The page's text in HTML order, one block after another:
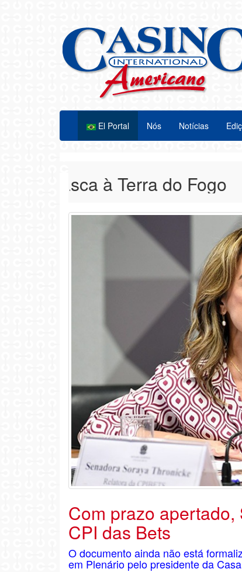
El Portal Nós Notícias
à Terra do Fogo
Com prazo
CPI das Bets
O documento ainda não está
em Plenário pelo presidente da